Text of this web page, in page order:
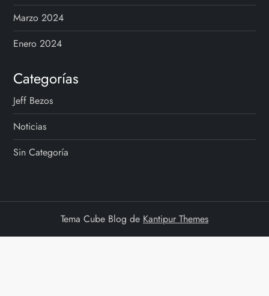
Marzo 2024
Enero 2024
Categorías
Jeff Bezos
Noticias
Sin Categoría
Tema Cube Blog de Kantipur Themes